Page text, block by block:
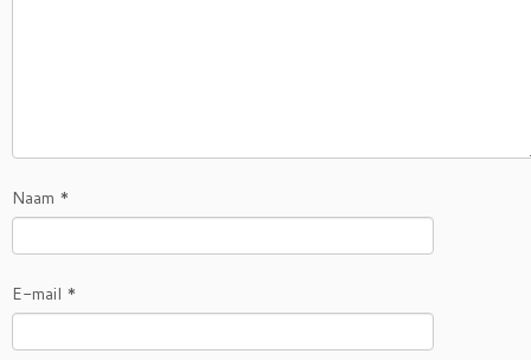
Naam *
E-mail *